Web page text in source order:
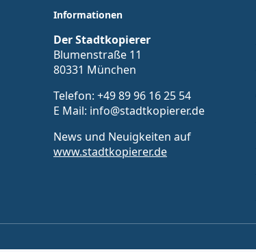
Informationen
Der Stadtkopierer
Blumenstraße 11
80331 München
Telefon: +49 89 96 16 25 54
E Mail: info@stadtkopierer.de
News und Neuigkeiten auf
www.stadtkopierer.de